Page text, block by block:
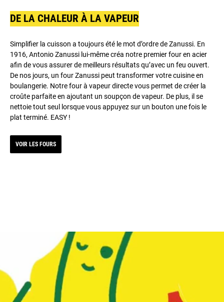
DE LA CHALEUR À LA VAPEUR
Simplifier la cuisson a toujours été le mot d’ordre de Zanussi. En
1916, Antonio Zanussi lui-même créa notre premier four en acier
afin de vous assurer de meilleurs résultats qu’avec un feu ouvert.
De nos jours, un four Zanussi peut transformer votre cuisine en
boulangerie. Notre four à vapeur directe vous permet de créer la
croûte parfaite en ajoutant un soupçon de vapeur. De plus, il se
nettoie tout seul lorsque vous appuyez sur un bouton une fois le
plat terminé. EASY !
VOIR LES FOURS